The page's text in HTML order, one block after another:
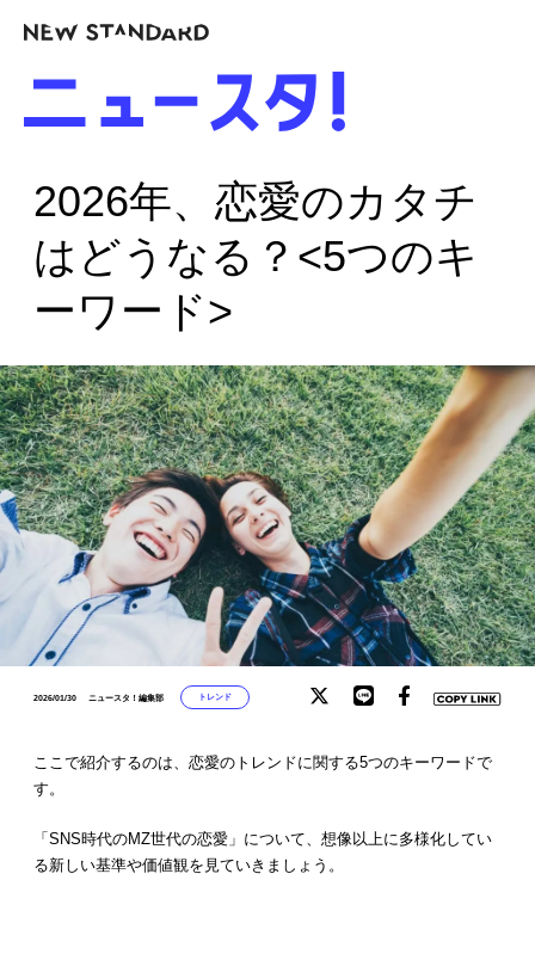
2026年、恋愛のカタチ
はどうなる？<5つのキ
ーワード>
2026/01/30 ニュースタ！編集部 トレンド
ここで紹介するのは、恋愛のトレンドに関する5つのキーワードで
す。
「SNS時代のMZ世代の恋愛」について、想像以上に多様化してい
る新しい基準や価値観を見ていきましょう。